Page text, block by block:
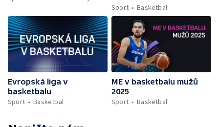
Sport
Basketbal
Evropská liga v
basketbalu
Sport
Basketbal
ME v basketbalu mužů
2025
Sport
Basketbal